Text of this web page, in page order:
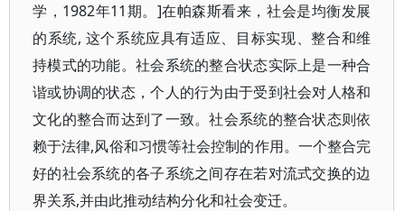
学，1982年11期。]在帕森斯看来，社会是均衡发展
的系统, 这个系统应具有适应、目标实现、整合和维
持模式的功能。社会系统的整合状态实际上是一种合
谐或协调的状态，个人的行为由于受到社会对人格和
文化的整合而达到了一致。社会系统的整合状态则依
赖于法律,风俗和习惯等社会控制的作用。一个整合完
好的社会系统的各子系统之间存在若对流式交换的边
界关系,并由此推动结构分化和社会变迁。